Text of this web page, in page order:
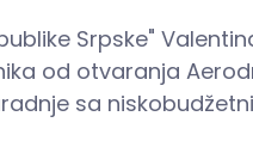
Srpske"
od otvaranja
sa